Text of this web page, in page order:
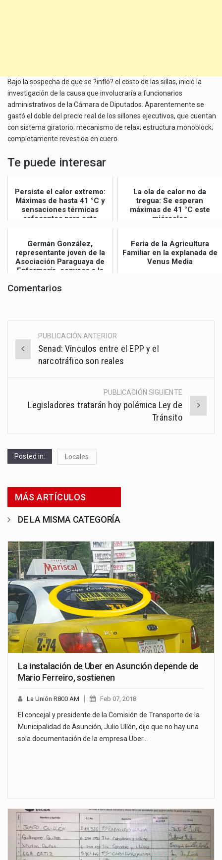
Bajo la sospecha de que se ?infló? el costo de las sillas, inició la
investigación de la causa que involucraría a funcionarios
administrativos de la Cámara de Diputados. Aparentemente se
gastó el doble del precio real de los sillones ejecutivos, que cuentan
con sistema giratorio; mecanismo de relax; estructura monoblock;
completamente revestida en cuero.
Te puede interesar
Persiste el calor extremo:
Máximas de hasta 41 °C y
sensaciones térmicas
sofocantes para este
La ola de calor no da
tregua: Se esperan
máximas de 41 °C este
miércoles
Germán González,
representante joven de la
Asociación Paraguaya de
Enfermería, convoca a la
Feria de la Agricultura
Familiar en la explanada de
Venus Media
Comentarios
Post
navigation
PUBLICACIÓN ANTERIOR
Senad: Vínculos entre el EPP y el
narcotráfico son reales
PUBLICACIÓN SIGUIENTE
Legisladores tratarán hoy polémica Ley de
Tránsito
Posted in: Locales
MÁS ARTÍCULOS
DE LA MISMA CATEGORÍA
La instalación de Uber en Asunción depende de
Mario Ferreiro, sostienen
La Unión R800 AM Feb 07, 2018
El concejal y presidente de la Comisión de Transporte de la
Municipalidad de Asunción, Julio Ullón, dijo que no hay una
sola documentación de la empresa Uber…